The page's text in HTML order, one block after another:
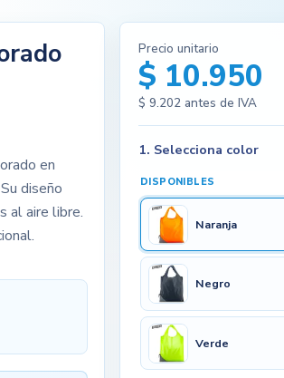
en
diseño
al aire libre.
Precio unitario
$ 10.950
$ 9.202 antes de IVA
1. Selecciona color
DISPONIBLES
Naranja
Negro
Verde